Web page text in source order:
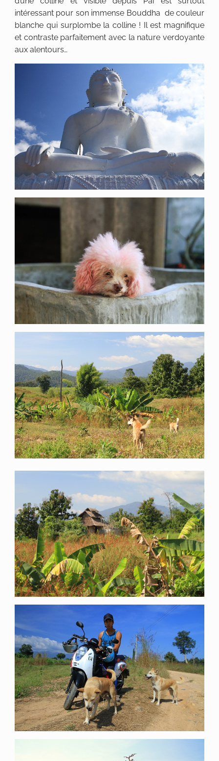
intéressant pour son immense Bouddha de couleur
blanche qui surplombe la colline ! Il est magnifique
et contraste parfaitement avec la nature verdoyante
aux alentours…